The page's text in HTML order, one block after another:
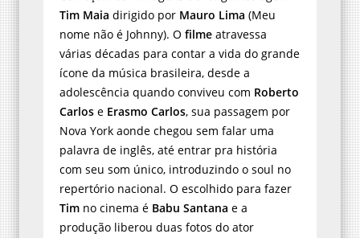
Tim Maia dirigido por Mauro Lima (Meu
nome não é Johnny). O filme atravessa
várias décadas para contar a vida do grande
ícone da música brasileira, desde a
adolescência quando conviveu com Roberto
Carlos e Erasmo Carlos, sua passagem por
Nova York aonde chegou sem falar uma
palavra de inglês, até entrar pra história
com seu som único, introduzindo o soul no
repertório nacional. O escolhido para fazer
Tim no cinema é Babu Santana e a
produção liberou duas fotos do ator